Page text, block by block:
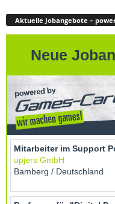
Aktuelle Jobangebote –